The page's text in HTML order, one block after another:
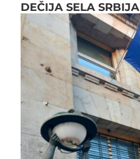
DEČIJA SELA SRBIJA